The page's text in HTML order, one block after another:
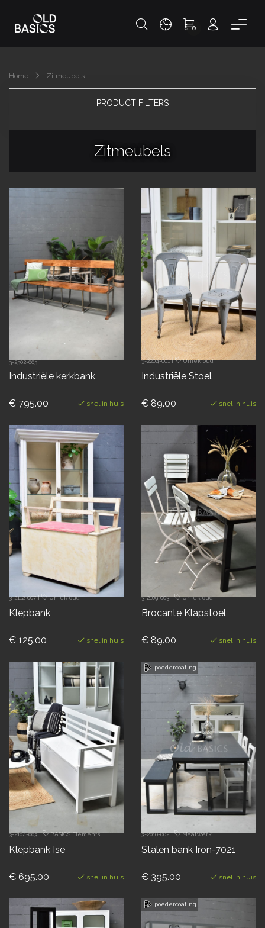
0
Home Zitmeubels
PRODUCT FILTERS
Zitmeubels
3-2302-003
Industriële kerkbank
€ 795.00 snel in huis
3-2204-001| Uniek oud
Industriële Stoel
€ 89.00 snel in huis
3-2112-007| Uniek oud
Klepbank
€ 125.00 snel in huis
3-2109-003| Uniek oud
Brocante Klapstoel
€ 89.00 snel in huis
3-2104-003| BASICS Elements
Klepbank Ise
€ 695.00 snel in huis
poedercoating
3-2010-002| Maatwerk
Stalen bank Iron-7021
€ 395.00 snel in huis
poedercoating